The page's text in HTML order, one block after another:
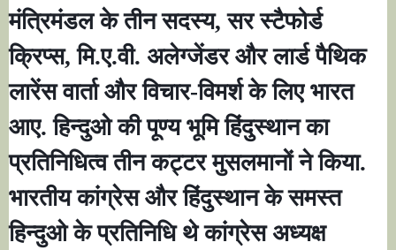
मंत्रिमंडल के तीन सदस्य,सर स्टैफोर्ड
क्रिप्स,मि.ए.वी. अलेग्जेंडर और लार्ड पैथिक
लारेंस वार्ता और विचार-विमर्श के लिए भारत
आए. हिन्दुओ की पूण्य भूमि हिंदुस्थान का
प्रतिनिधित्व तीन कट्टर मुसलमानों ने किया.
भारतीय कांग्रेस और हिंदुस्थान के समस्त
हिन्दुओ के प्रतिनिधि थे कांग्रेस अध्यक्ष